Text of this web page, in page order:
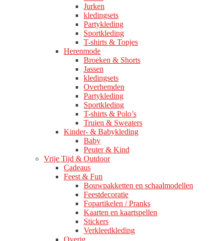
Jurken
kledingsets
Partykleding
Sportkleding
T-shirts & Topjes
Herenmode
Broeken & Shorts
Jassen
kledingsets
Overhemden
Partykleding
Sportkleding
T-shirts & Polo’s
Truien & Sweaters
Kinder- & Babykleding
Baby
Peuter & Kind
Vrije Tijd & Outdoor
Cadeaus
Feest & Fun
Bouwpakketten en schaalmodellen
Feestdecoratie
Fopartikelen / Pranks
Kaarten en kaartspellen
Stickers
Verkleedkleding
Overig